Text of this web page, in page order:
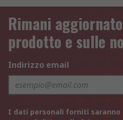
Rimani
prodotto e sulle
Indirizzo email
I dati personali forniti